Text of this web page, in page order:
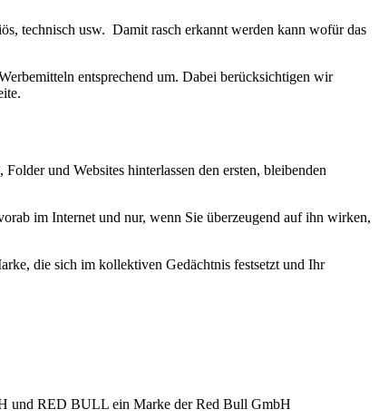
technisch usw. Damit rasch erkannt werden kann wofür das
entsprechend um. Dabei berücksichtigen wir
und Websites hinterlassen den ersten, bleibenden
im Internet und nur, wenn Sie überzeugend auf ihn wirken,
die sich im kollektiven Gedächtnis festsetzt und Ihr
und RED BULL ein Marke der Red Bull GmbH